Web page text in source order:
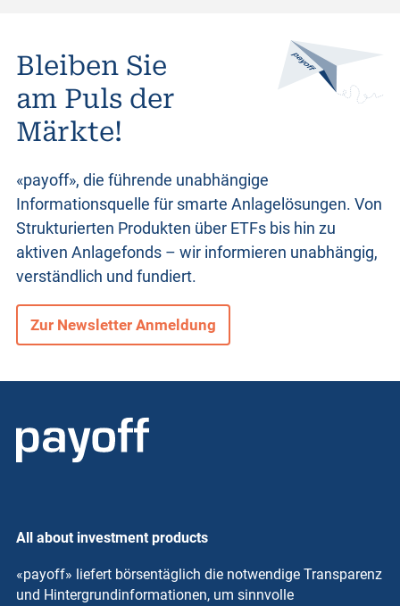
Bleiben Sie
am Puls der
Märkte!
«payoff», die führende unabhängige
Informationsquelle für smarte Anlagelösungen. Von
Strukturierten Produkten über ETFs bis hin zu
aktiven Anlagefonds – wir informieren unabhängig,
verständlich und fundiert.
Zur Newsletter Anmeldung
All about investment products
«payoff» liefert börsentäglich die notwendige Transparenz
und Hintergrundinformationen, um sinnvolle